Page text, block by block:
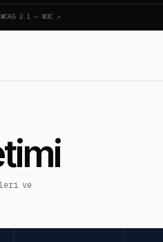
WCAG 2.1 — W3C ↗
ve